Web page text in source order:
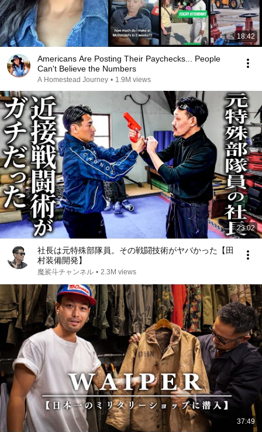
18:42
Americans Are Posting Their Paychecks... People
Can't Believe the Numbers
A Homestead Journey • 1.9M views
23:02
社長は元特殊部隊員。その戦闘技術がヤバかった【田
村装備開発】
魔裟斗チャンネル • 2.3M views
37:49